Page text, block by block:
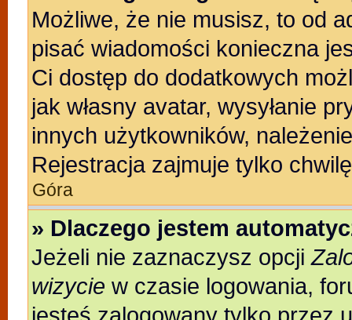
Możliwe, że nie musisz, to od
pisać wiadomości konieczna
Ci dostęp do dodatkowych
jak własny avatar, wysyłanie
innych użytkowników,
Rejestracja zajmuje tylko
Góra
» Dlaczego jestem
Jeżeli nie zaznaczysz opcji
wizycie w czasie logowania,